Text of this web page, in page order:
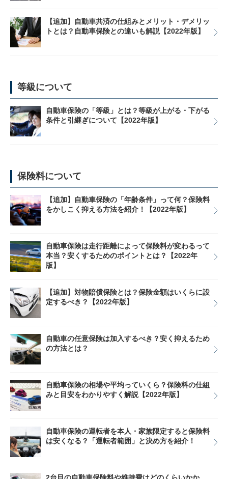
【追加】自動車共済の仕組みとメリット・デメリッ
トとは？自動車保険との違いも解説【2022年版】
等級について
自動車保険の「等級」とは？等級が上がる・下がる
条件と引継ぎについて【2022年版】
保険料について
【追加】自動車保険の「年齢条件」って何？保険料
をかしこく抑える方法を紹介！【2022年版】
自動車保険は走行距離によって保険料が変わるって
本当？安くするためのポイントとは？【2022年
版】
【追加】対物賠償保険とは？保険金額はいくらに設
定するべき？【2022年版】
自動車の任意保険は加入するべき？安く抑えるため
の方法とは？
自動車保険の相場や平均っていくら？保険料の仕組
みと目安をわかりやすく解説【2022年版】
自動車保険の運転者を本人・家族限定すると保険料
は安くなる？「運転者範囲」と決め方を紹介！